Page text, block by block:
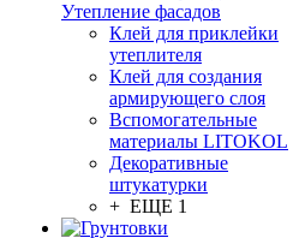
Утепление фасадов
Клей для приклейки
утеплителя
Клей для создания
армирующего слоя
Вспомогательные
материалы LITOKOL
Декоративные
штукатурки
+ ЕЩЕ 1